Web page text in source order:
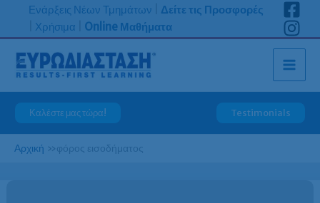
Μετάβαση
περιεχόμενο
Ενάρξεις Νέων Τμημάτων
Δείτε τις Προσφορές
Χρήσιμα Online Μαθήματα
Καλέστε μας τώρα! Testimonials
Αρχική »φόρος εισοδήματος